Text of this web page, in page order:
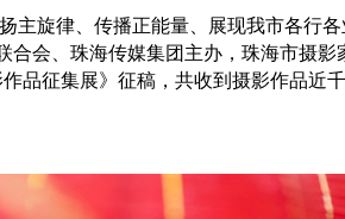
旋律、传播正能量、展现我市各行
会、珠海传媒集团主办，珠海市摄影
品征集展》征稿，共收到摄影作品近